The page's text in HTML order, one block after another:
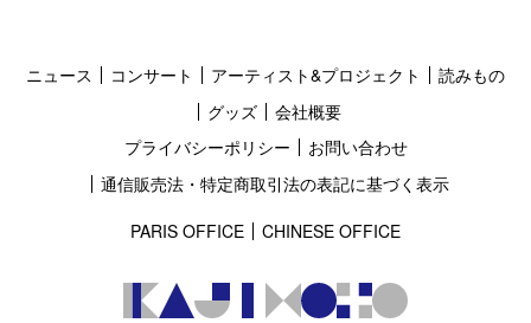
ニュース コンサート アーティスト&プロジェクト
読みもの
グッズ
会社概要
プライバシーポリシー
お問い合わせ
通信販売法・特定商取引法の表記に基づく表示
PARIS OFFICE
CHINESE OFFICE